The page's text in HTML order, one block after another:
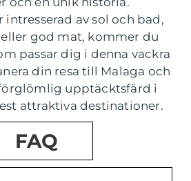
intresserad av sol och bad,
god mat, kommer du
passar dig i denna vackra
din resa till Malaga och
upptäcktsfärd i
attraktiva destinationer.
FAQ